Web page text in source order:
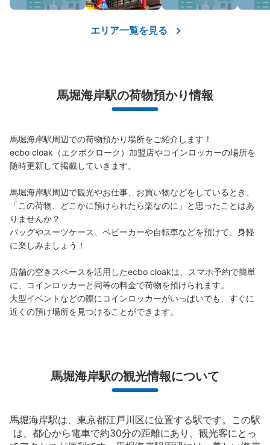
エリア一覧を見る
馬堀海岸駅の荷物預かり情報
馬堀海岸駅周辺での荷物預かり場所をご紹介します！
ecbo cloak（エクボクローク）加盟店やコインロッカーの場所を
随時更新して掲載していきます。
馬堀海岸駅周辺で観光やお仕事、お買い物などをしているとき、
「この荷物、どこかに預けられたら楽なのに」と思ったことはあ
りませんか？
バッグやスーツケース、ベビーカーや自転車などを預けて、身軽
に楽しみましょう！
店舗の空きスペースを活用したecbo cloakは、スマホ予約で簡単
に、コインロッカーと同等の料金で荷物を預けられます。
大型イベントなどの際にコインロッカーがいっぱいでも、すぐに
近くの預け場所を見つけることができます。
馬堀海岸駅の観光情報について
馬堀海岸駅は、東京都江戸川区に位置する駅です。この駅
は、都心から電車で約30分の距離にあり、観光客にとっ